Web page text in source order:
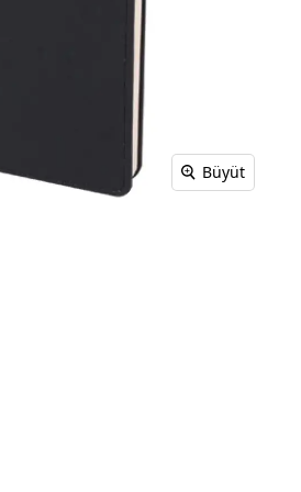
Powerbank Defter
Wireless Masa Lambası
Baskılı Masa Örtüsü
Büyüt